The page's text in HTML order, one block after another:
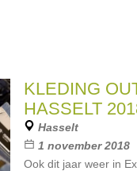
KLEDING
HASSELT
Hasselt
1 november 2018
Ook dit jaar weer in